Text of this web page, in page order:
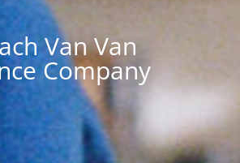
Van Van
Company